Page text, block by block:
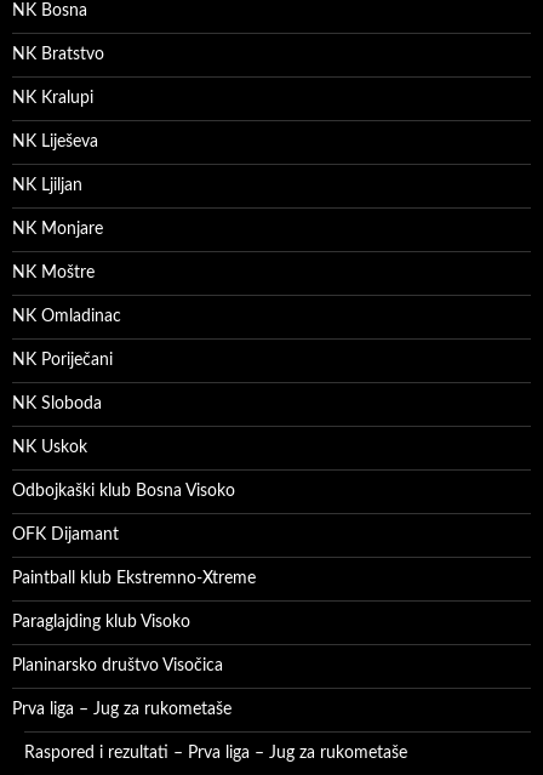
NK Bosna
NK Bratstvo
NK Kralupi
NK Liješeva
NK Ljiljan
NK Monjare
NK Moštre
NK Omladinac
NK Poriječani
NK Sloboda
NK Uskok
Odbojkaški klub Bosna Visoko
OFK Dijamant
Paintball klub Ekstremno-Xtreme
Paraglajding klub Visoko
Planinarsko društvo Visočica
Prva liga – Jug za rukometaše
Raspored i rezultati – Prva liga – Jug za rukometaše